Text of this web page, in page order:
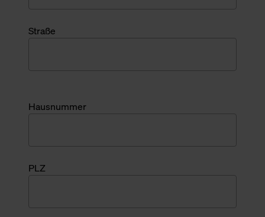
Straße
Hausnummer
PLZ